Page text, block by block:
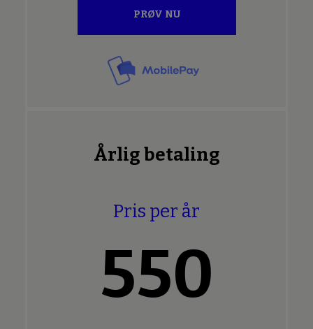
PRØV NU
Årlig betaling
Pris per år
550